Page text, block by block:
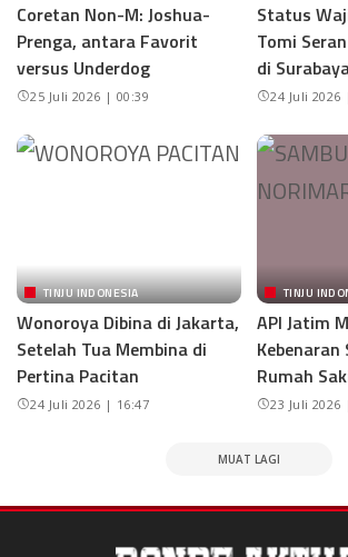
Coretan Non-M: Joshua-
Prenga, antara Favorit
versus Underdog
25 Juli 2026 | 00:39
Status
Tomi
di
24 Juli 2026
TINJU INDONESIA
Wonoroya Dibina di Jakarta,
Setelah Tua Membina di
Pertina Pacitan
24 Juli 2026 | 16:47
TINJU
API Jatim
Rumah
23 Juli 2026
MUAT LAGI